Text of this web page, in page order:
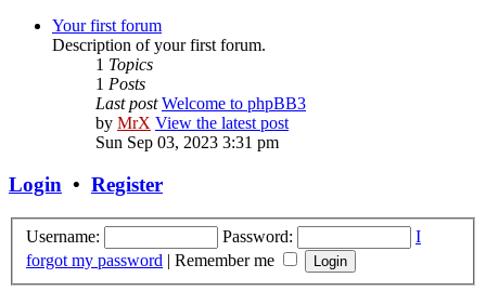
Your first forum
Description of your first forum.
1 Topics
1 Posts
Last post Welcome to phpBB3
by MrX View the latest post
Sun Sep 03, 2023 3:31 pm
Login • Register
Username: Password:
I
forgot my password | Remember me